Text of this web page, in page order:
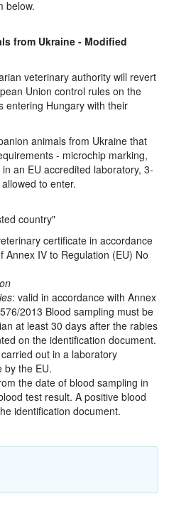
below.
from Ukraine - Modified
veterinary authority will revert
Union control rules on the
entering Hungary with their
animals from Ukraine that
- microchip marking,
an EU accredited laboratory, 3-
to enter.
country"
certificate in accordance
Annex IV to Regulation (EU) No
: valid in accordance with Annex
2013 Blood sampling must be
at least 30 days after the rabies
on the identification document.
out in a laboratory
by the EU.
the date of blood sampling in
test result. A positive blood
identification document.